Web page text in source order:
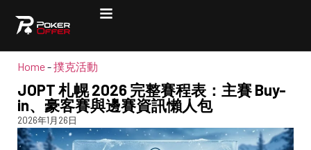
Home-撲克活動
JOPT 札幌 2026 完整賽程表：主賽 Buy-
in、豪客賽與邊賽資訊懶人包
2026年1月26日